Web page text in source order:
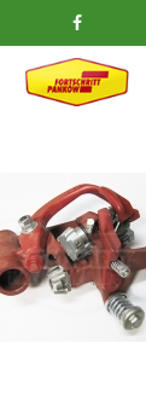
aby powiększyć